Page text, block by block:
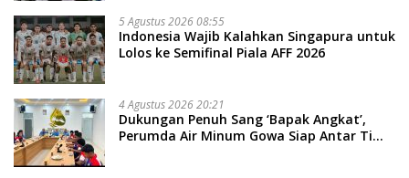
5 Agustus 2026 08:55
Indonesia Wajib Kalahkan Singapura untuk
Lolos ke Semifinal Piala AFF 2026
4 Agustus 2026 20:21
Dukungan Penuh Sang ‘Bapak Angkat’,
Perumda Air Minum Gowa Siap Antar Tim